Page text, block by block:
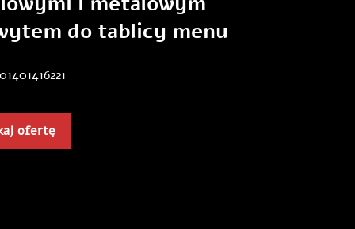
do tablicy menu
ofertę